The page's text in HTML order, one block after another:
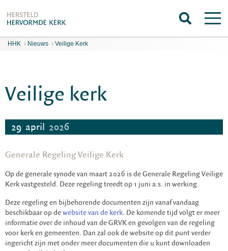
HHK › Nieuws › Veilige Kerk
Veilige kerk
29 april 2026
Generale Regeling Veilige Kerk
Op de generale synode van maart 2026 is de Generale Regeling Veilige
Kerk vastgesteld. Deze regeling treedt op 1 juni a.s. in werking.
Deze regeling en bijbehorende documenten zijn vanaf vandaag
beschikbaar op dewebsite van de kerk. De komende tijd volgt er meer
informatie over de inhoud van de GRVK en gevolgen van de regeling
voor kerk en gemeenten. Dan zal ook de website op dit punt verder
ingericht zijn met onder meer documenten die u kunt downloaden